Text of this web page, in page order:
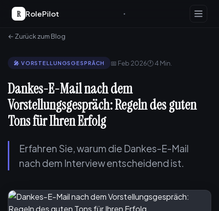
R RolePilot
← Zurück zum Blog
🎤 VORSTELLUNGSGESPRÄCH 📅 Feb 2026🕐 4 Min.
Dankes-E-Mail nach dem
Vorstellungsgespräch: Regeln des guten
Tons für Ihren Erfolg
Erfahren Sie, warum die Dankes-E-Mail
nach dem Interview entscheidend ist.